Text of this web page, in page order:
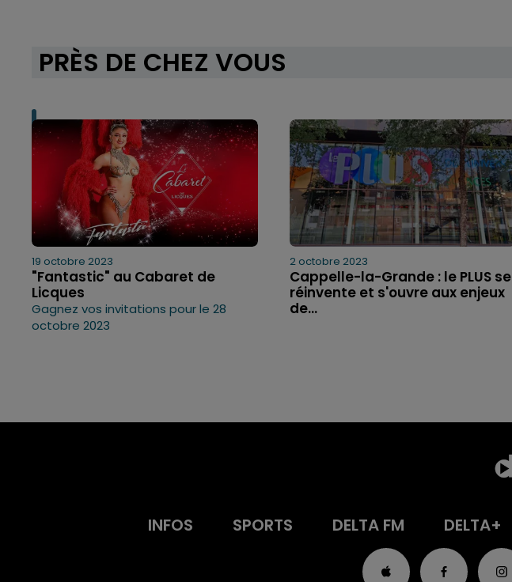
PRÈS DE CHEZ VOUS
19 octobre 2023
"Fantastic" au Cabaret de
Licques
Gagnez vos invitations pour le 28
octobre 2023
2 octobre 2023
Cappelle-la-Grande : le PLUS se
réinvente et s'ouvre aux enjeux
de...
INFOS SPORTS DELTA FM DELTA+